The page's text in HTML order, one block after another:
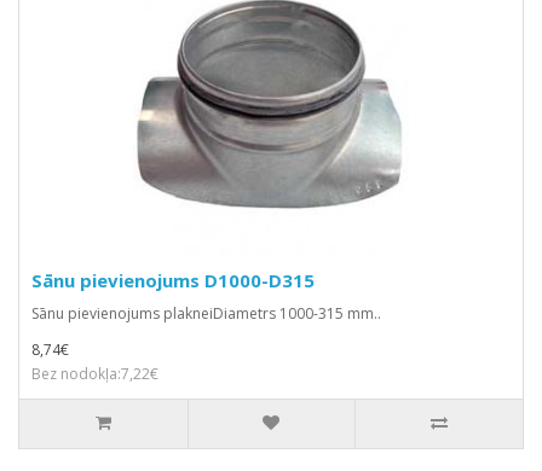
Sānu pievienojums D1000-D315
Sānu pievienojums plakneiDiametrs 1000-315 mm..
8,74€
Bez nodokļa:7,22€